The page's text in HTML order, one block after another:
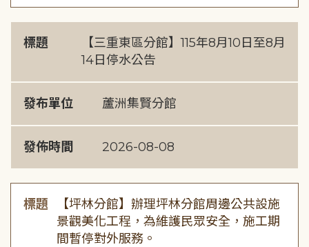
標題
【三重東區分館】115年8月10日至8月
14日停水公告
發布單位 蘆洲集賢分館
發佈時間 2026-08-08
標題
【坪林分館】辦理坪林分館周邊公共設施
景觀美化工程，為維護民眾安全，施工期
間暫停對外服務。